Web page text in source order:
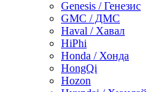
Genesis / Генезис
GMC / ДМС
Haval / Хавал
HiPhi
Honda / Хонда
HongQi
Hozon